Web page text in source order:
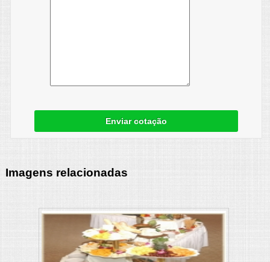
Enviar cotação
Imagens relacionadas